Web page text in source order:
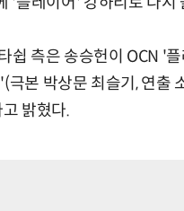
쉽 측은 송승헌이 OCN '
극본 박상문 최슬기, 연출
밝혔다.